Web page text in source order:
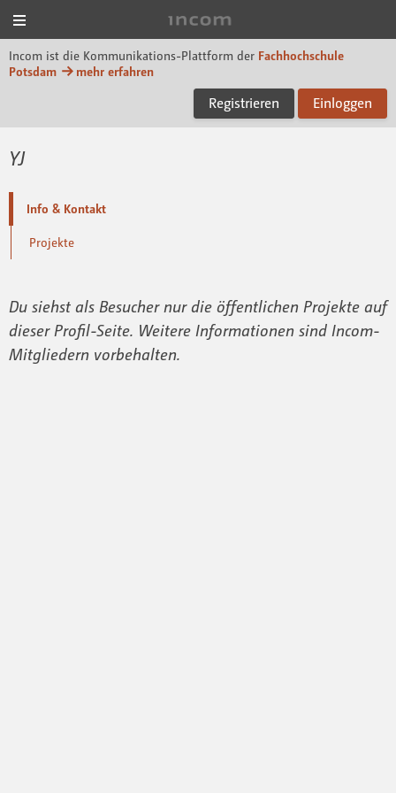
Incom ist die Kommunikations-Plattform der Fachhochschule
Potsdam
mehr erfahren
Registrieren Einloggen
YJ
Info & Kontakt
Projekte
Du siehst als Besucher nur die öffentlichen Projekte auf
dieser Profil-Seite. Weitere Informationen sind Incom-
Mitgliedern vorbehalten.